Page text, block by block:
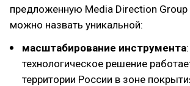
предложенную Media Direction Group
можно назвать уникальной:
масштабирование инструмента:
технологическое решение
территории России в зоне